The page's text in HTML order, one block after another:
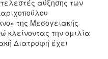
αύξησης των
της Μεσογειακής
κλείνοντας την ομιλία
Διατροφή έχει